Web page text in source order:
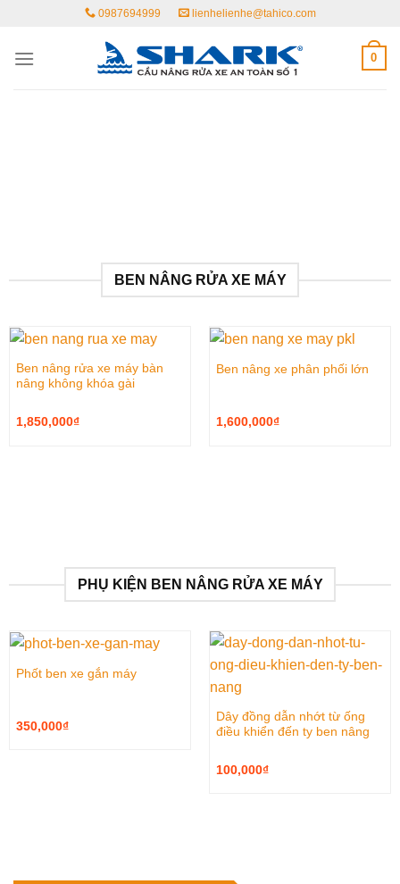
content
0987694999 lienhelienhe@tahico.com
0
BEN NÂNG RỬA XE MÁY
Ben nâng rửa xe máy bàn
nâng không khóa gài
1,850,000₫
Ben nâng xe phân phối lớn
1,600,000₫
PHỤ KIỆN BEN NÂNG RỬA XE MÁY
Phốt ben xe gắn máy
350,000₫
Dây đồng dẫn nhớt từ ống
điều khiển đến ty ben nâng
100,000₫